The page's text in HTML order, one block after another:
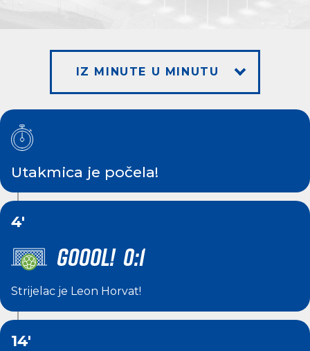
IZ MINUTE U MINUTU
Utakmica je počela!
4'
GOOOL! 0:1
Strijelac je Leon Horvat!
14'